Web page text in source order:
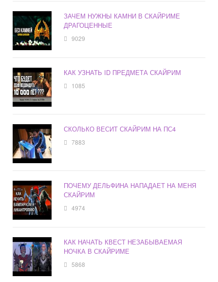
ЗАЧЕМ НУЖНЫ КАМНИ В СКАЙРИМЕ
ДРАГОЦЕННЫЕ
9029
КАК УЗНАТЬ ID ПРЕДМЕТА СКАЙРИМ
1085
СКОЛЬКО ВЕСИТ СКАЙРИМ НА ПС4
7883
ПОЧЕМУ ДЕЛЬФИНА НАПАДАЕТ НА МЕНЯ
СКАЙРИМ
4974
КАК НАЧАТЬ КВЕСТ НЕЗАБЫВАЕМАЯ
НОЧКА В СКАЙРИМЕ
5868